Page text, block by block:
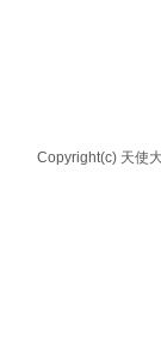
Copyright(c) 天使